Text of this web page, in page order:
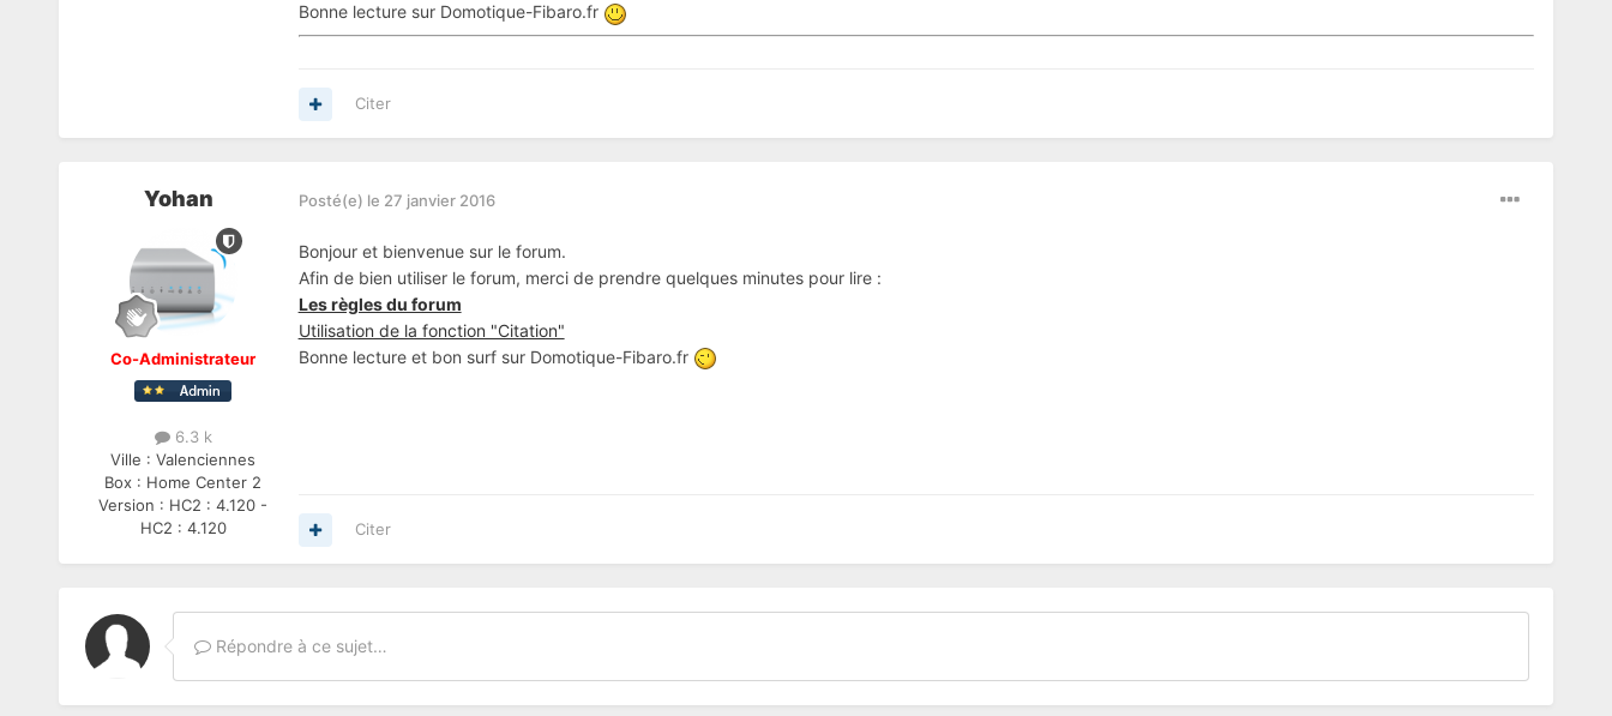
Bonne lecture sur Domotique-Fibaro.fr
Citer
Yohan
Co-Administrateur
6.3 k
Ville :Valenciennes
Box : Home Center 2
Version : HC2 : 4.120 -
HC2 : 4.120
Posté(e) le 27 janvier 2016
Bonjour et bienvenue sur le forum.
Afin de bien utiliser le forum, merci de prendre quelques minutes pour lire :
Les règles du forum
Utilisation de la fonction "Citation"
Bonne lecture et bon surf sur Domotique-Fibaro.fr
Citer
Répondre à ce sujet…